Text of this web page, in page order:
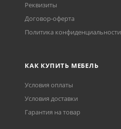
Реквизиты
Договор-оферта
Политика конфиденциальности
КАК КУПИТЬ МЕБЕЛЬ
Условия оплаты
Условия доставки
Гарантия на товар